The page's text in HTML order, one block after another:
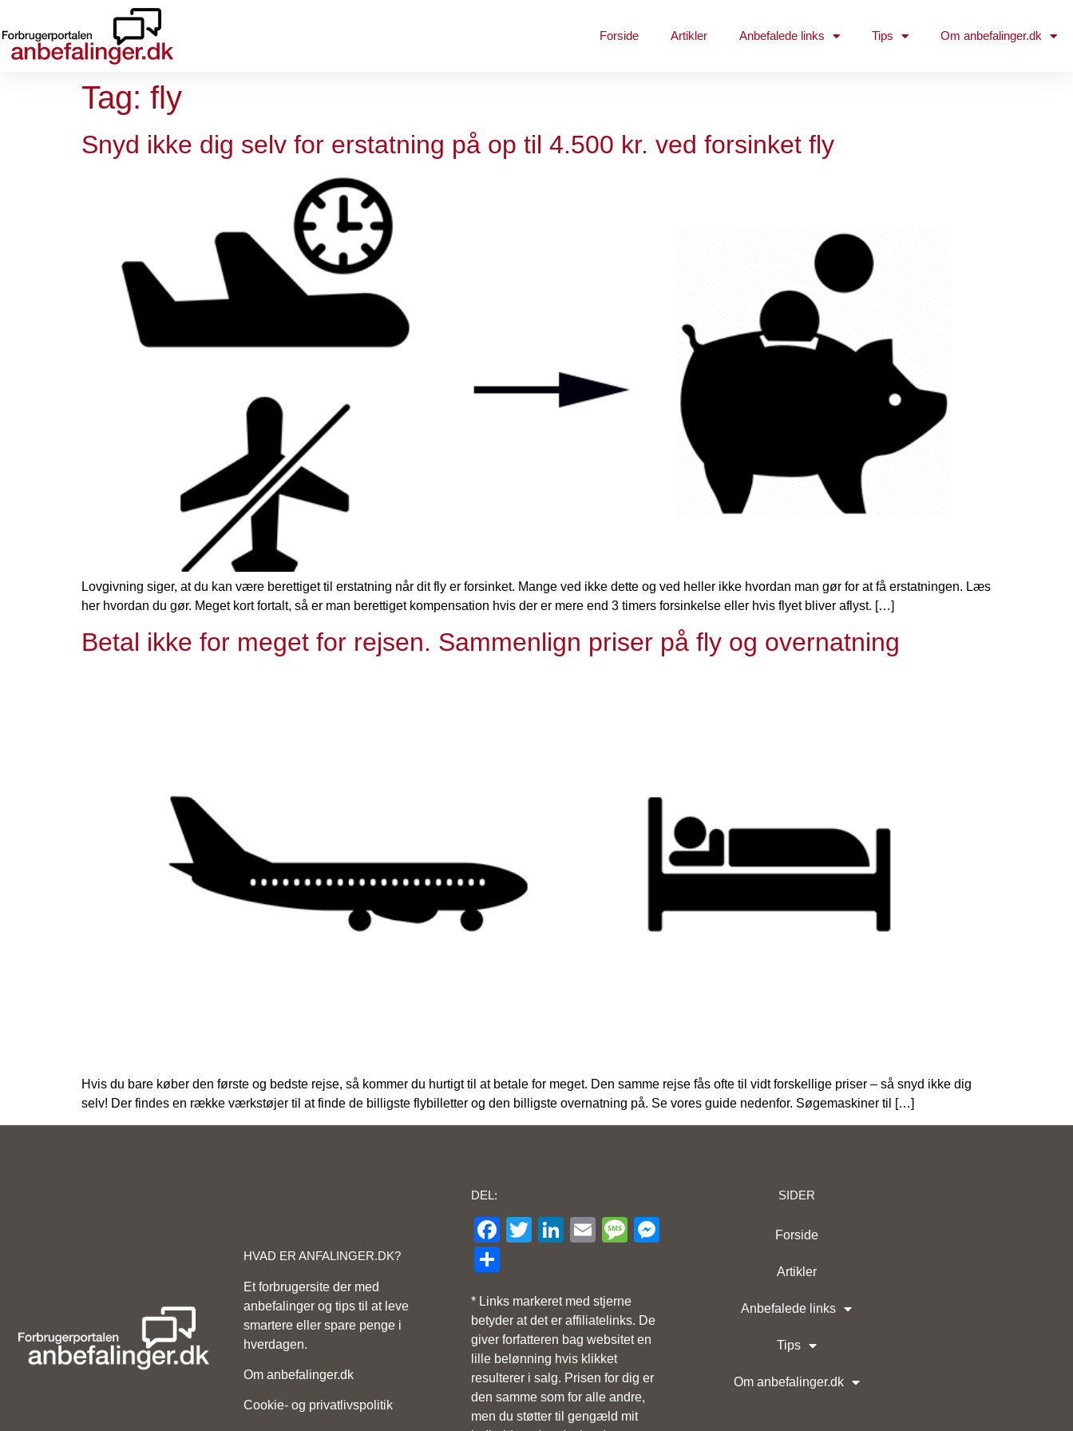
Forside Artikler Anbefalede links Tips Om anbefalinger.dk
Tag: fly
Snyd ikke dig selv for erstatning på op til 4.500 kr. ved forsinket fly
Lovgivning siger, at du kan være berettiget til erstatning når dit fly er forsinket. Mange ved ikke dette og ved heller ikke hvordan man gør for at få erstatningen. Læs
her hvordan du gør. Meget kort fortalt, så er man berettiget kompensation hvis der er mere end 3 timers forsinkelse eller hvis flyet bliver aflyst. […]
Betal ikke for meget for rejsen. Sammenlign priser på fly og overnatning
Hvis du bare køber den første og bedste rejse, så kommer du hurtigt til at betale for meget. Den samme rejse fås ofte til vidt forskellige priser – så snyd ikke dig
selv! Der findes en række værkstøjer til at finde de billigste flybilletter og den billigste overnatning på. Se vores guide nedenfor. Søgemaskiner til […]
HVAD ER ANFALINGER.DK?
Et forbrugersite der med
anbefalinger og tips til at leve
smartere eller spare penge i
hverdagen.
Om anbefalinger.dk
Cookie- og privatlivspolitik
DEL:
Facebook
TwitterLinkedIn
EmailMessage
Messenger
* Links markeret med stjerne
betyder at det er affiliatelinks. De
giver forfatteren bag websitet en
lille belønning hvis klikket
resulterer i salg. Prisen for dig er
den samme som for alle andre,
men du støtter til gengæld mit
SIDER
Forside
Artikler
Anbefalede links
Tips
Om anbefalinger.dk